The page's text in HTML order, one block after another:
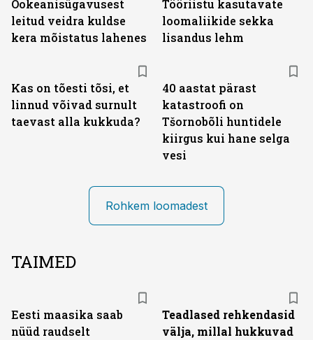
Ookeanisügavusest
leitud veidra kuldse
kera mõistatus lahenes
Tööriistu kasutavate
loomaliikide sekka
lisandus lehm
Kas on tõesti tõsi, et
linnud võivad surnult
taevast alla kukkuda?
40 aastat pärast
katastroofi on
Tšornobõli huntidele
kiirgus kui hane selga
vesi
Rohkem loomadest
TAIMED
Eesti maasika saab
nüüd raudselt
Teadlased rehkendasid
välja, millal hukkuvad